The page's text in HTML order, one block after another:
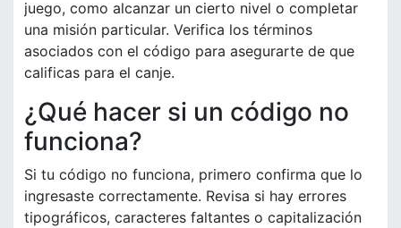
juego, como alcanzar un cierto nivel o completar
una misión particular. Verifica los términos
asociados con el código para asegurarte de que
calificas para el canje.
¿Qué hacer si un código no
funciona?
Si tu código no funciona, primero confirma que lo
ingresaste correctamente. Revisa si hay errores
tipográficos, caracteres faltantes o capitalización